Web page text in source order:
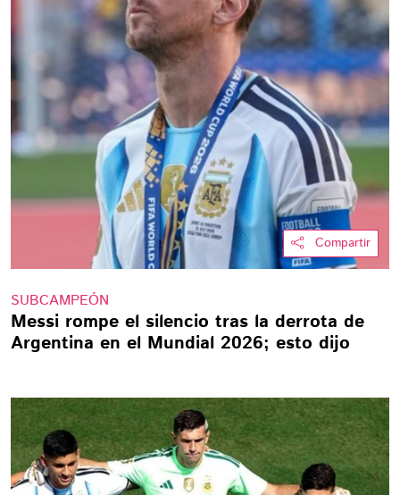
Compartir
SUBCAMPEÓN
Messi rompe el silencio tras la derrota de
Argentina en el Mundial 2026; esto dijo